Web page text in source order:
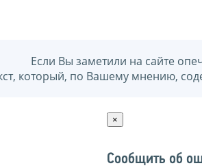
Если Вы заметили на сайте
который, по Вашему мнению,
×
Сообщить об